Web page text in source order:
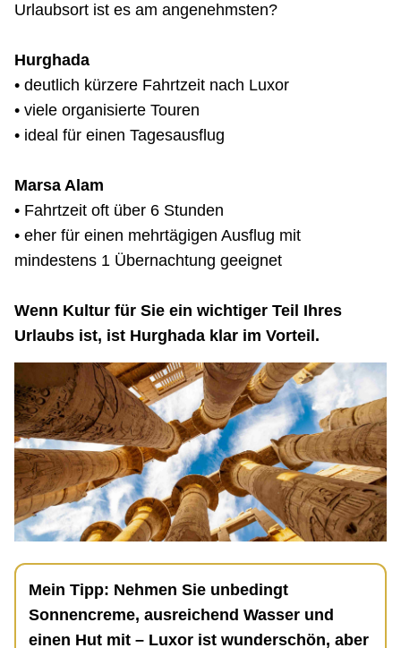
Urlaubsort ist es am angenehmsten?
Hurghada
• deutlich kürzere Fahrtzeit nach Luxor
• viele organisierte Touren
• ideal für einen Tagesausflug
Marsa Alam
• Fahrtzeit oft über 6 Stunden
• eher für einen mehrtägigen Ausflug mit
mindestens 1 Übernachtung geeignet
Wenn Kultur für Sie ein wichtiger Teil Ihres
Urlaubs ist, ist Hurghada klar im Vorteil.
Mein Tipp: Nehmen Sie unbedingt
Sonnencreme, ausreichend Wasser und
einen Hut mit – Luxor ist wunderschön, aber